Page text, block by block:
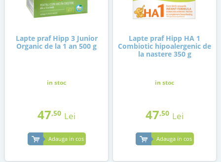
Lapte praf Hipp 3 Junior
Organic de la 1 an 500 g
in stoc
47,50 Lei
Adauga in cos
Lapte praf Hipp HA 1
Combiotic hipoalergenic de
la nastere 350 g
in stoc
47,50 Lei
Adauga in cos